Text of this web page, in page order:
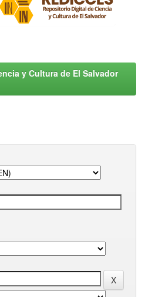
y Cultura de El Salvador